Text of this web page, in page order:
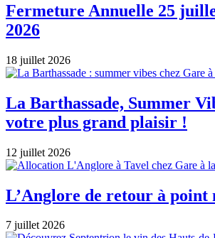
Fermeture Annuelle 25
2026
18 juillet 2026
La Barthassade, Summer
votre plus grand plaisir !
12 juillet 2026
L’Anglore de retour à point
7 juillet 2026